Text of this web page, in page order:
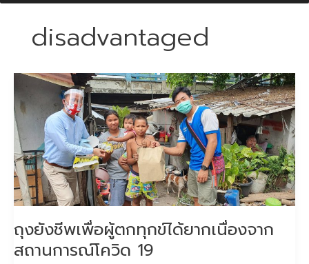
disadvantaged
ถุงยังชีพเพื่อผู้ตกทุกข์ได้ยากเนื่องจาก
สถานการณ์โควิด 19
ยังชีพ
เพื่อ
ผู้
ตก
ทุกข์
ได้
ยาก
เนื่องจาก
สถานการณ์
โค
วิด
19